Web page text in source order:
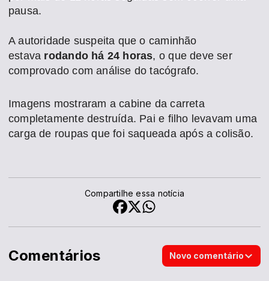
pausa.
A autoridade suspeita que o caminhão
estava rodando há 24 horas, o que deve ser
comprovado com análise do tacógrafo.
Imagens mostraram a cabine da carreta
completamente destruída. Pai e filho levavam uma
carga de roupas que foi saqueada após a colisão.
Compartilhe essa notícia
Comentários Novo comentário